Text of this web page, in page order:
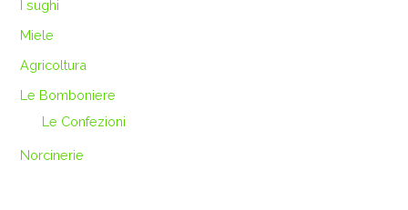
I sughi
Miele
Agricoltura
Le Bomboniere
Le Confezioni
Norcinerie